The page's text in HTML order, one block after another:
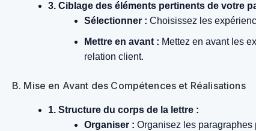
3. Ciblage des éléments pertinents de votre
Sélectionner : Choisissez les
Mettre en avant : Mettez en avant les
relation client.
B. Mise en Avant des Compétences et Réalisations
1. Structure du corps de la lettre :
Organiser : Organisez les paragraphes